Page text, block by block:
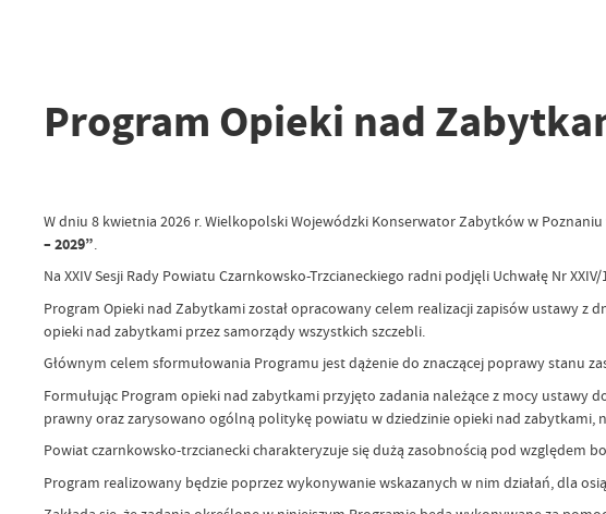
Program Opieki nad
W dniu 8 kwietnia 2026 r. Wielkopolski Wojewódzki Konserwator Zabytków w
– 2029”.
Na XXIV Sesji Rady Powiatu Czarnkowsko-Trzcianeckiego radni podjęli Uchwałę Nr
Program Opieki nad Zabytkami został opracowany celem realizacji zapisów ustawy
opieki nad zabytkami przez samorządy wszystkich szczebli.
Głównym celem sformułowania Programu jest dążenie do znaczącej poprawy
Formułując Program opieki nad zabytkami przyjęto zadania należące z mocy
prawny oraz zarysowano ogólną politykę powiatu w dziedzinie opieki nad zabytkami,
Powiat czarnkowsko-trzcianecki charakteryzuje się dużą zasobnością pod względem
Program realizowany będzie poprzez wykonywanie wskazanych w nim działań, dla